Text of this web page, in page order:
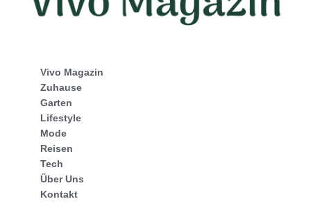
Vivo Magazin
Zuhause
Garten
Lifestyle
Mode
Reisen
Tech
Über Uns
Kontakt